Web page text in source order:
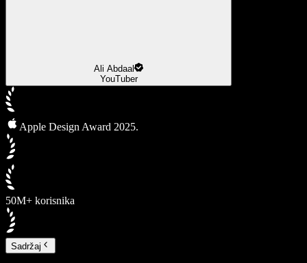
Ali Abdaal
YouTuber
Apple Design Award 2025.
50M+ korisnika
Sadržaj